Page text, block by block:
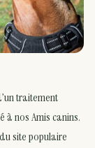
traitement
à nos Amis canins.
site populaire